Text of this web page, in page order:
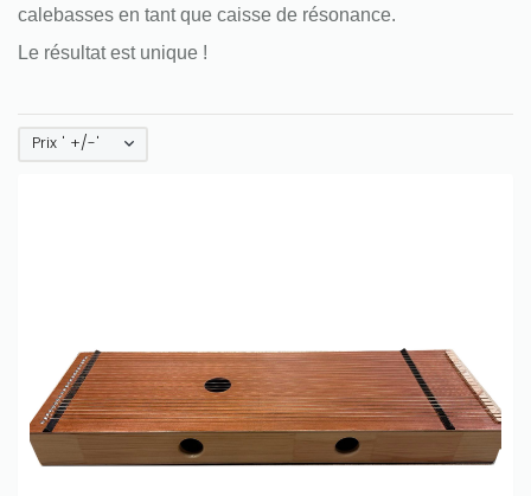
calebasses en tant que caisse de résonance.
Le résultat est unique !
Prix ' +/-'